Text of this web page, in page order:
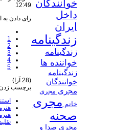
12:49
رای دادن به
1
2
3
4
5
(28 آرا)
برچسب
خوانندگان
داخل
ایران
زندگینامه
زندگینامه
خواننده ها
زندگینامه
خوانندگان
مجری مجری
خانم مجری
صحنه
مجری صدا و